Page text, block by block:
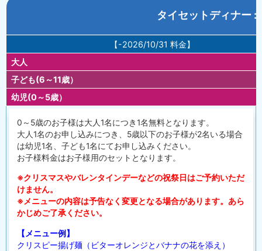
タイセットディナー :
【-2026/10/31 料金】
大人
子ども(6～11歳）
幼児(0～5歳）
0～5歳のお子様は大人1名につき1名無料となります。
大人1名のお申し込みにつき、5歳以下のお子様が2名いる場合
は幼児1名、子ども1名にてお申し込みください。
お子様料金はお子様用のセットとなります。
※クリスマスやバレンタインデーなどの祝祭日はご予約いただ
けません。
※メニューの内容は予告なく変更となる場合があります。あら
かじめご了承ください。
【メニュー例】
クリスピー揚げ麺（ビターオレンジとバナナの花を添え）